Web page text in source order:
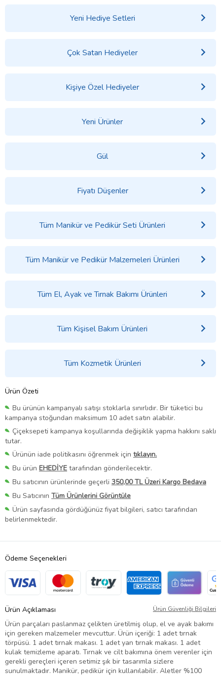
Yeni Hediye Setleri
Çok Satan Hediyeler
Kişiye Özel Hediyeler
Yeni Ürünler
Gül
Fiyatı Düşenler
Tüm Manikür ve Pedikür Seti Ürünleri
Tüm Manikür ve Pedikür Malzemeleri Ürünleri
Tüm El, Ayak ve Tırnak Bakımı Ürünleri
Tüm Kişisel Bakım Ürünleri
Tüm Kozmetik Ürünleri
Ürün Özeti
Bu ürünün kampanyalı satışı stoklarla sınırlıdır. Bir tüketici bu
kampanya stoğundan maksimum 10 adet satın alabilir.
Çiçeksepeti kampanya koşullarında değişiklik yapma hakkını saklı
tutar.
Ürünün iade politikasını öğrenmek için tıklayın.
Bu ürün EHEDİYE tarafından gönderilecektir.
Bu satıcının ürünlerinde geçerli 350,00 TL Üzeri Kargo Bedava
Bu Satıcının Tüm Ürünlerini Görüntüle
Ürün sayfasında gördüğünüz fiyat bilgileri, satıcı tarafından
belirlenmektedir.
Ödeme Seçenekleri
Ürün Açıklaması Ürün Güvenliği Bilgileri
Ürün parçaları paslanmaz çelikten üretilmiş olup, el ve ayak bakımı
için gereken malzemeler mevcuttur. Ürün içeriği: 1 adet tırnak
törpüsü. 1 adet tırnak makası. 1 adet yan tırnak makası. 1 adet
kulak temizleme aparatı. Tırnak ve cilt bakımına önem verenler için
gerekli gereçleri içeren setimiz şık bir tasarımla sizlere
sunulmaktadır. Manikür, pedikür için kullanılabilir. Aletler %100